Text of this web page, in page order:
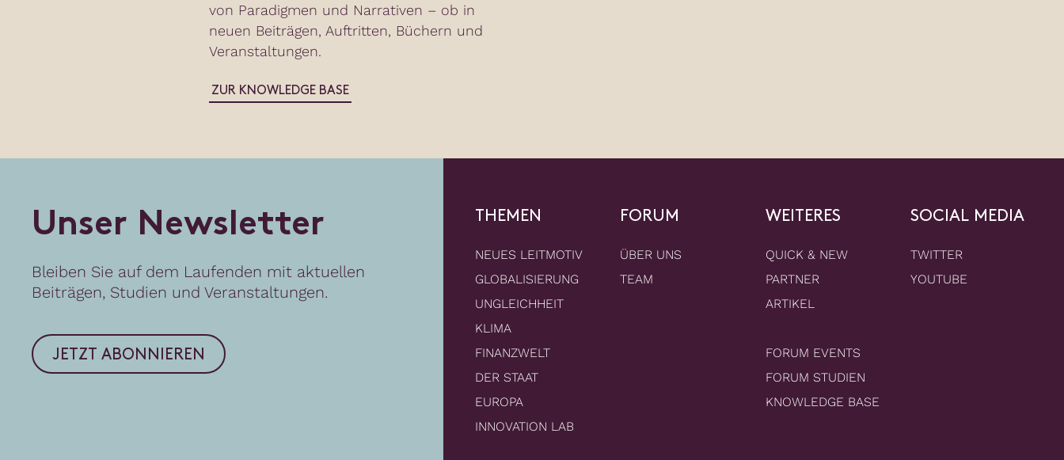
von Paradigmen und Narrativen – ob in
neuen Beiträgen, Auftritten, Büchern und
Veranstaltungen.
ZUR KNOWLEDGE BASE
Unser Newsletter
Bleiben Sie auf dem Laufenden mit aktuellen
Beiträgen, Studien und Veranstaltungen.
JETZT ABONNIEREN
THEMEN
NEUES LEITMOTIV
GLOBALISIERUNG
UNGLEICHHEIT
KLIMA
FINANZWELT
DER STAAT
EUROPA
INNOVATION LAB
FORUM
ÜBER UNS
TEAM
WEITERES
QUICK & NEW
PARTNER
ARTIKEL
FORUM EVENTS
FORUM STUDIEN
KNOWLEDGE BASE
SOCIAL MEDIA
TWITTER
YOUTUBE